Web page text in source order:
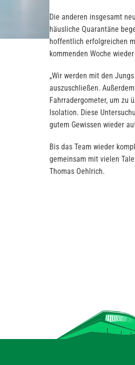
Die anderen insgesamt
häusliche Quarantäne
hoffentlich erfolgreichen
kommenden Woche
„Wir werden mit den
auszuschließen.
Fahrradergometer, um zu
Isolation. Diese
gutem Gewissen wieder
Bis das Team wieder
gemeinsam mit vielen
Thomas Oehlrich.